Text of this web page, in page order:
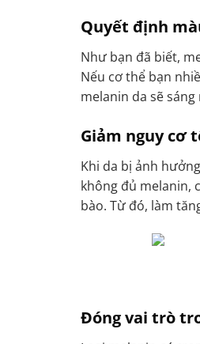
Quyết định
Như bạn đã biết,
Nếu cơ thể bạn
melanin da sẽ
Giảm nguy cơ
Khi da bị ảnh
không đủ melanin,
bào. Từ đó, làm
Đóng vai trò